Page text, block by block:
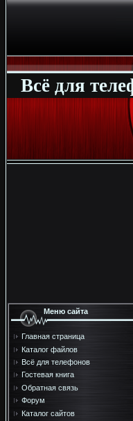
Всё для
Меню сайта
Главная страница
Каталог файлов
Всё для телефонов
Гостевая книга
Обратная связь
Форум
Каталог сайтов